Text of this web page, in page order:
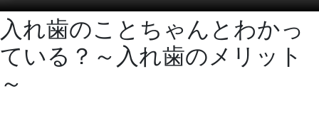
入れ歯のことちゃんとわかっ
ている？～入れ歯のメリット
～